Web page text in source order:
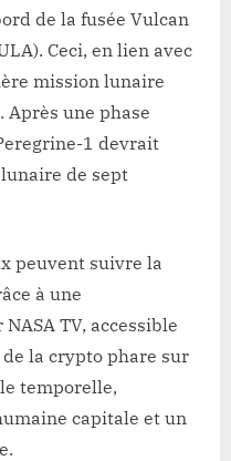
de la fusée Vulcan
Ceci, en lien avec
mission lunaire
Après une phase
1 devrait
de sept
peuvent suivre la
à une
TV, accessible
la crypto phare sur
temporelle,
capitale et un